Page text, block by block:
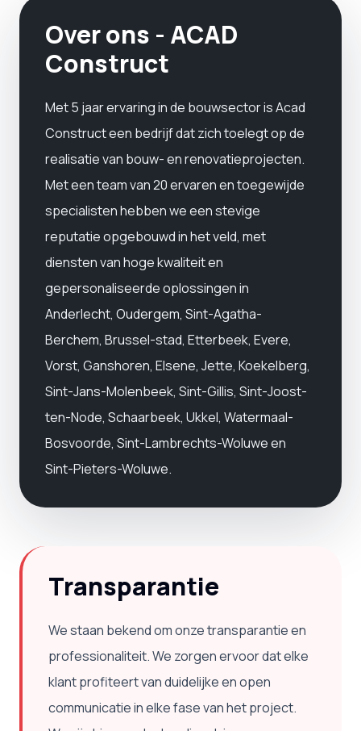
Over ons - ACAD
Construct
Met 5 jaar ervaring in de bouwsector is Acad
Construct een bedrijf dat zich toelegt op de
realisatie van bouw- en renovatieprojecten.
Met een team van 20 ervaren en toegewijde
specialisten hebben we een stevige
reputatie opgebouwd in het veld, met
diensten van hoge kwaliteit en
gepersonaliseerde oplossingen in
Anderlecht, Oudergem, Sint-Agatha-
Berchem, Brussel-stad, Etterbeek, Evere,
Vorst, Ganshoren, Elsene, Jette, Koekelberg,
Sint-Jans-Molenbeek, Sint-Gillis, Sint-Joost-
ten-Node, Schaarbeek, Ukkel, Watermaal-
Bosvoorde, Sint-Lambrechts-Woluwe en
Sint-Pieters-Woluwe.
Transparantie
We staan ​​bekend om onze transparantie en
professionaliteit. We zorgen ervoor dat elke
klant profiteert van duidelijke en open
communicatie in elke fase van het project.